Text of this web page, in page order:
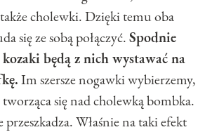
cholewki. Dzięki temu oba
się ze sobą połączyć.Spodnie
będą z nich wystawać na
Im szersze nogawki wybierzemy,
się nad cholewką bombka.
Właśnie na taki efekt